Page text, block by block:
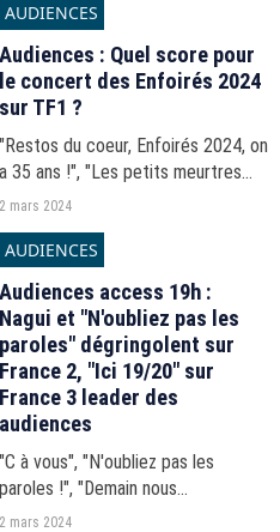
troupe d'artistes a choisi un
répertoire varié...
AUDIENCES
Audiences : Quel score pour
le concert des Enfoirés 2024
sur TF1 ?
"Restos du coeur, Enfoirés 2024, on
a 35 ans !", "Les petits meurtres
d'Agatha Christie", "A bras
vendredi 1 mars 2024.
2 mars 2024
AUDIENCES
Audiences access 19h :
Nagui et "N'oubliez pas les
paroles" dégringolent sur
France 2, "Ici 19/20" sur
France 3 leader des
audiences
"C à vous", "N'oubliez pas les
paroles !", "Demain nous
appartient"... Les audiences du 19h-
2 mars 2024